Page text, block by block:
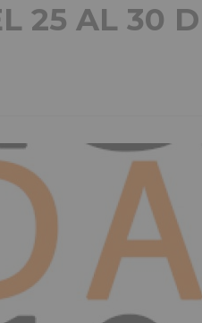
25 AL 30